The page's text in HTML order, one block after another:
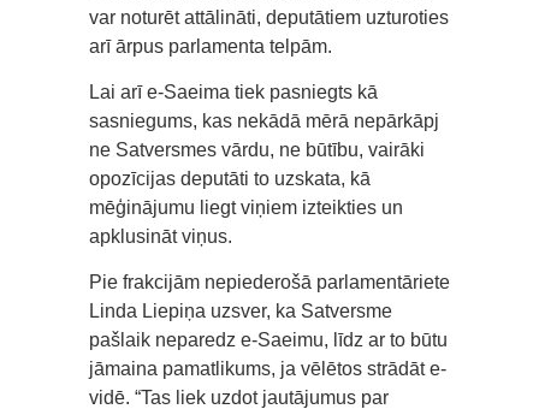
var noturēt attālināti, deputātiem uzturoties
arī ārpus parlamenta telpām.
Lai arī e-Saeima tiek pasniegts kā
sasniegums, kas nekādā mērā nepārkāpj
ne Satversmes vārdu, ne būtību, vairāki
opozīcijas deputāti to uzskata, kā
mēģinājumu liegt viņiem izteikties un
apklusināt viņus.
Pie frakcijām nepiederošā parlamentāriete
Linda Liepiņa uzsver, ka Satversme
pašlaik neparedz e-Saeimu, līdz ar to būtu
jāmaina pamatlikums, ja vēlētos strādāt e-
vidē. “Tas liek uzdot jautājumus par